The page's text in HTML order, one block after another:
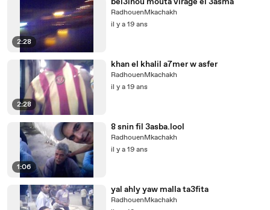
2:28
RadhouenMkachakh
il y a 19 ans
2:28
khan el khalil a7mer w asfer
RadhouenMkachakh
il y a 19 ans
1:06
8 snin fil 3asba.lool
RadhouenMkachakh
il y a 19 ans
yal ahly yaw malla ta3fita
RadhouenMkachakh